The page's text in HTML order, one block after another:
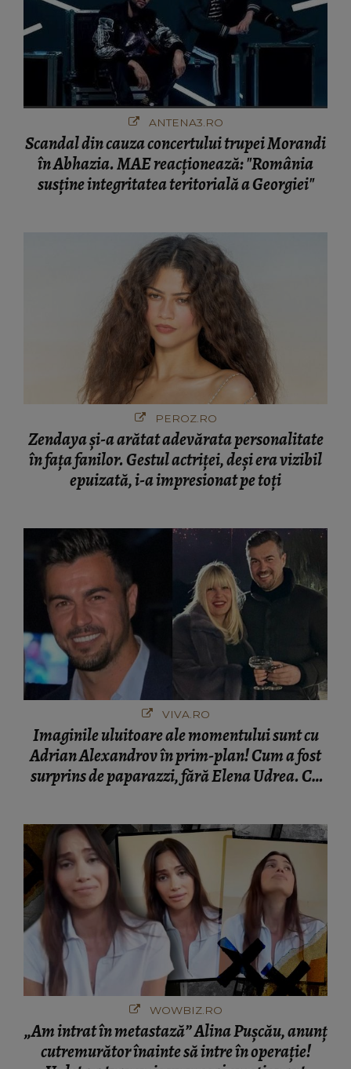
ANTENA3.RO
Scandal din cauza concertului trupei Morandi
în Abhazia. MAE reacționează: "România
susține integritatea teritorială a Georgiei"
PEROZ.RO
Zendaya și-a arătat adevărata personalitate
în fața fanilor. Gestul actriței, deși era vizibil
epuizată, i-a impresionat pe toți
VIVA.RO
Imaginile uluitoare ale momentului sunt cu
Adrian Alexandrov în prim-plan! Cum a fost
surprins de paparazzi, fără Elena Udrea. Cu
WOWBIZ.RO
„Am intrat în metastază” Alina Pușcău, anunț
cutremurător înainte să intre în operație!